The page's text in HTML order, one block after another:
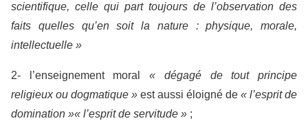
scientifique, celle qui part toujours de l’observation des
faits quelles qu’en soit la nature : physique, morale,
intellectuelle »
2- l’enseignement moral« dégagé de tout principe
religieux ou dogmatique » est aussi éloigné de « l’esprit de
domination »« l’esprit de servitude » ;